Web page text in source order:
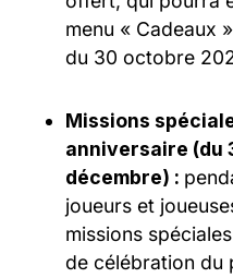
menu « Cadeaux
du 30 octobre
Missions
anniversaire (du
décembre) :
joueurs et
missions
de célébration du